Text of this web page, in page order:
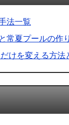
法一覧
常夏プールの作
けを変える方法